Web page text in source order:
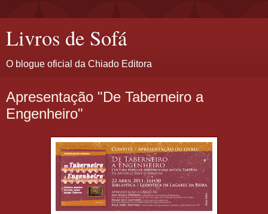
Livros de Sofá
O blogue oficial da Chiado Editora
Apresentação "De Taberneiro a
Engenheiro"